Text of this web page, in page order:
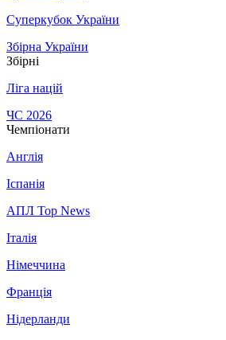
Суперкубок України
Збірна України
Збірні
Ліга націй
ЧС 2026
Чемпіонати
Англія
Іспанія
АПЛ Top News
Італія
Німеччина
Франція
Нідерланди